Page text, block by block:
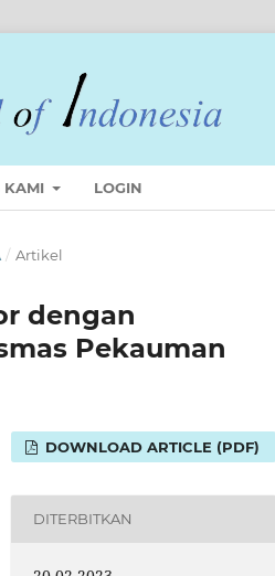
KAMI LOGIN
/ Artikel
dengan
Pekauman
DOWNLOAD ARTICLE (PDF)
DITERBITKAN